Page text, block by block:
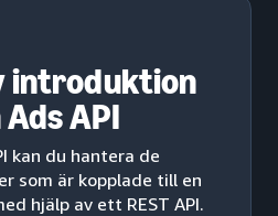
introduktion
API
kan du hantera de
som är kopplade till en
hjälp av ett REST API.